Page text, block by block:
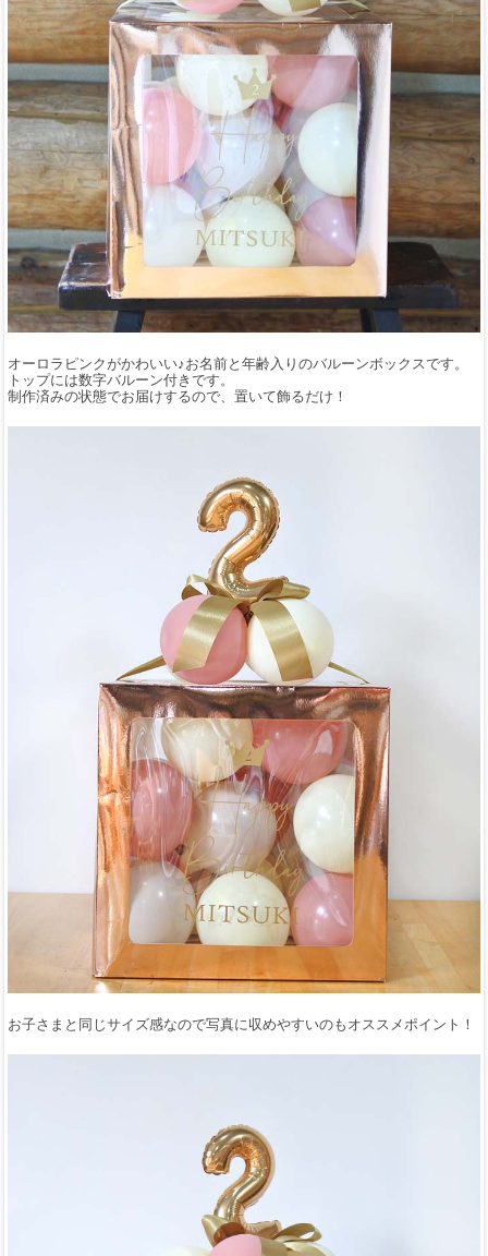
オーロラピンクがかわいい♪お名前と年齢入りのバルーンボックスです。
トップには数字バルーン付きです。
制作済みの状態でお届けするので、置いて飾るだけ！
お子さまと同じサイズ感なので写真に収めやすいのもオススメポイント！